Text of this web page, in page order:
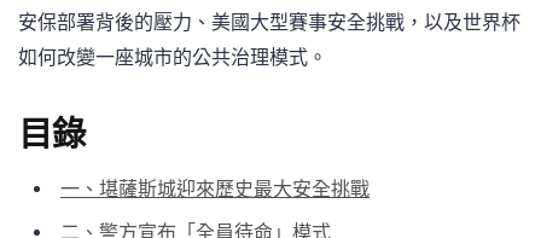
安保部署背後的壓力、美國大型賽事安全挑戰，以及世界杯
如何改變一座城市的公共治理模式。
目錄
一、堪薩斯城迎來歷史最大安全挑戰
二、警方宣布「全員待命」模式